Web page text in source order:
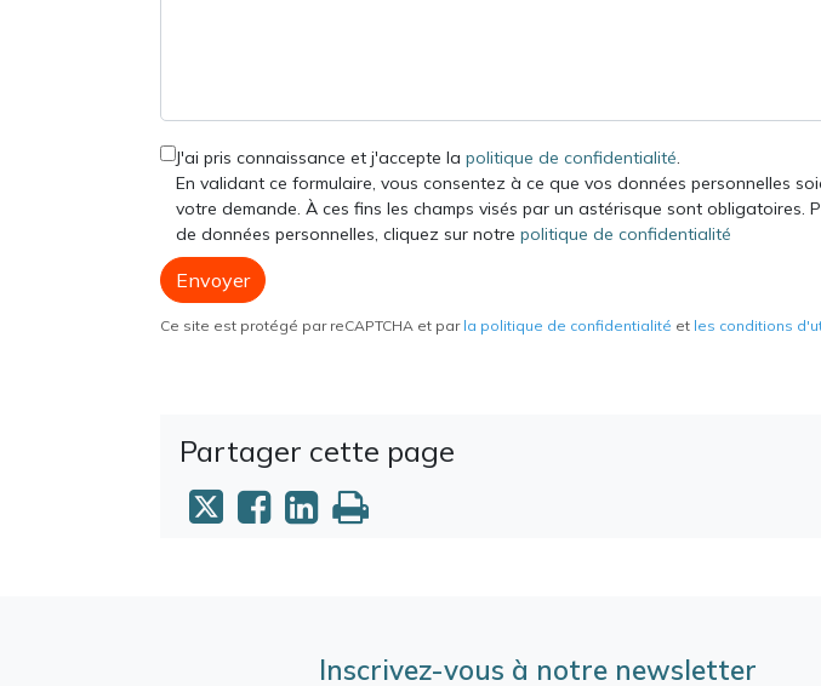
J'ai pris connaissance et j'accepte la politique de confidentialité.
En validant ce formulaire, vous consentez à ce que vos données personnelles
votre demande. À ces fins les champs visés par un astérisque sont
de données personnelles, cliquez sur notre politique de confidentialité
Envoyer
Ce site est protégé par reCAPTCHA et par la politique de confidentialité et les conditions
Partager cette page
Inscrivez-vous à notre newsletter